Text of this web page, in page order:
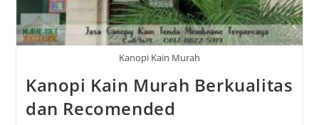
Kanopi Kain Murah
Kanopi Kain Murah Berkualitas
dan Recomended